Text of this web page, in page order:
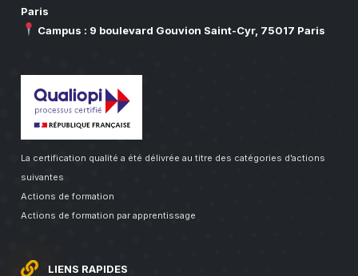
Paris
Campus : 9 boulevard Gouvion Saint-Cyr, 75017 Paris
La certification qualité a été délivrée au titre des catégories d’actions
suivantes
Actions de formation
Actions de formation par apprentissage
LIENS RAPIDES